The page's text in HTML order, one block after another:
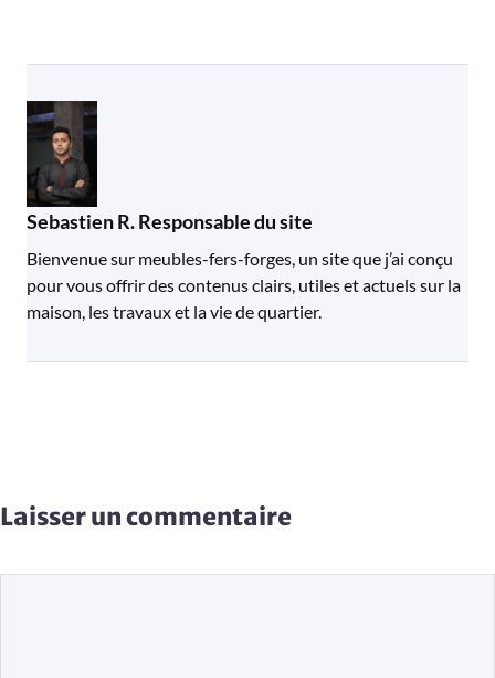
Sebastien R. Responsable du site
Bienvenue sur meubles-fers-forges, un site que j’ai conçu
pour vous offrir des contenus clairs, utiles et actuels sur la
maison, les travaux et la vie de quartier.
Laisser un commentaire